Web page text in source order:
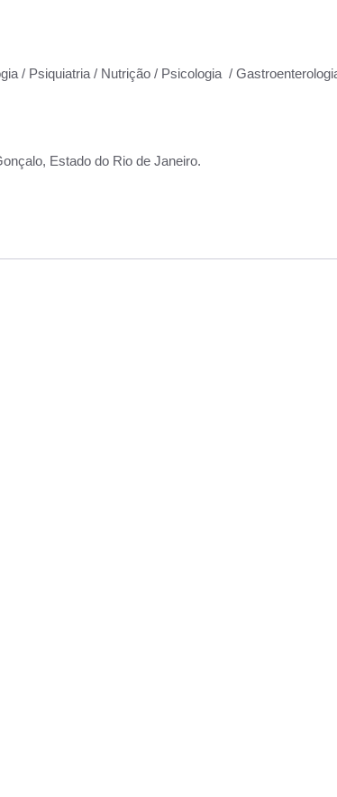
/ Psiquiatria / Nutrição / Psicologia /
Estado do Rio de Janeiro.